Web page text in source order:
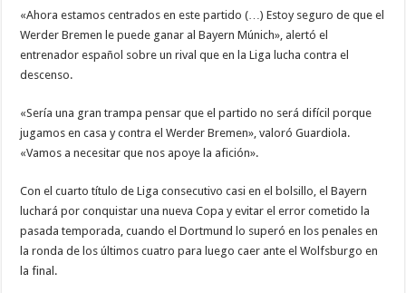
«Ahora estamos centrados en este partido (…) Estoy seguro de que el
Werder Bremen le puede ganar al Bayern Múnich», alertó el
entrenador español sobre un rival que en la Liga lucha contra el
descenso.
«Sería una gran trampa pensar que el partido no será difícil porque
jugamos en casa y contra el Werder Bremen», valoró Guardiola.
«Vamos a necesitar que nos apoye la afición».
Con el cuarto título de Liga consecutivo casi en el bolsillo, el Bayern
luchará por conquistar una nueva Copa y evitar el error cometido la
pasada temporada, cuando el Dortmund lo superó en los penales en
la ronda de los últimos cuatro para luego caer ante el Wolfsburgo en
la final.